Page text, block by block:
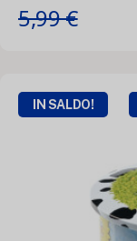
5,99 €
IN SALDO!